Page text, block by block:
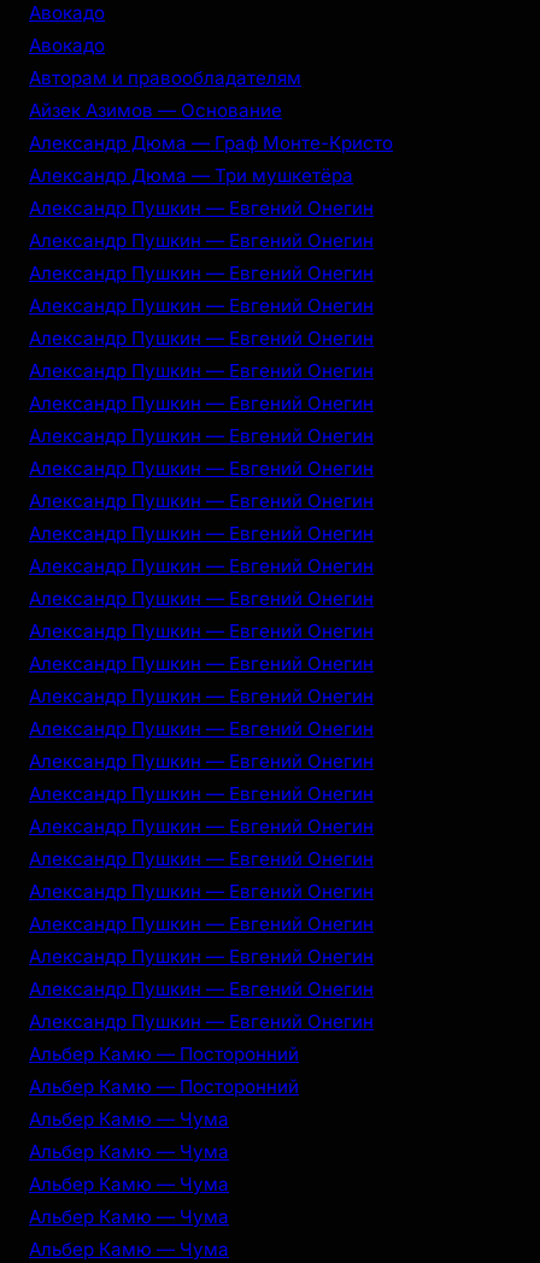
Авокадо
Авокадо
Авторам и правообладателям
Айзек Азимов — Основание
Александр Дюма — Граф Монте-Кристо
Александр Дюма — Три мушкетёра
Александр Пушкин — Евгений Онегин
Александр Пушкин — Евгений Онегин
Александр Пушкин — Евгений Онегин
Александр Пушкин — Евгений Онегин
Александр Пушкин — Евгений Онегин
Александр Пушкин — Евгений Онегин
Александр Пушкин — Евгений Онегин
Александр Пушкин — Евгений Онегин
Александр Пушкин — Евгений Онегин
Александр Пушкин — Евгений Онегин
Александр Пушкин — Евгений Онегин
Александр Пушкин — Евгений Онегин
Александр Пушкин — Евгений Онегин
Александр Пушкин — Евгений Онегин
Александр Пушкин — Евгений Онегин
Александр Пушкин — Евгений Онегин
Александр Пушкин — Евгений Онегин
Александр Пушкин — Евгений Онегин
Александр Пушкин — Евгений Онегин
Александр Пушкин — Евгений Онегин
Александр Пушкин — Евгений Онегин
Александр Пушкин — Евгений Онегин
Александр Пушкин — Евгений Онегин
Александр Пушкин — Евгений Онегин
Александр Пушкин — Евгений Онегин
Александр Пушкин — Евгений Онегин
Альбер Камю — Посторонний
Альбер Камю — Посторонний
Альбер Камю — Чума
Альбер Камю — Чума
Альбер Камю — Чума
Альбер Камю — Чума
Альбер Камю — Чума